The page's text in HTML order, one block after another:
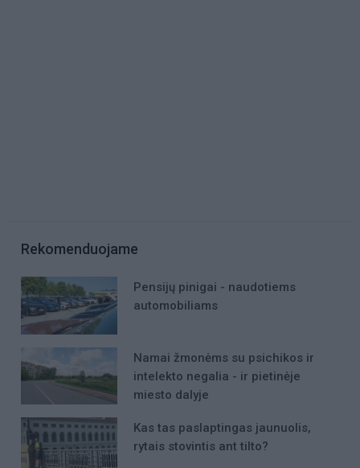
Rekomenduojame
Pensijų pinigai - naudotiems
automobiliams
Namai žmonėms su psichikos ir
intelekto negalia - ir pietinėje
miesto dalyje
Kas tas paslaptingas jaunuolis,
rytais stovintis ant tilto?